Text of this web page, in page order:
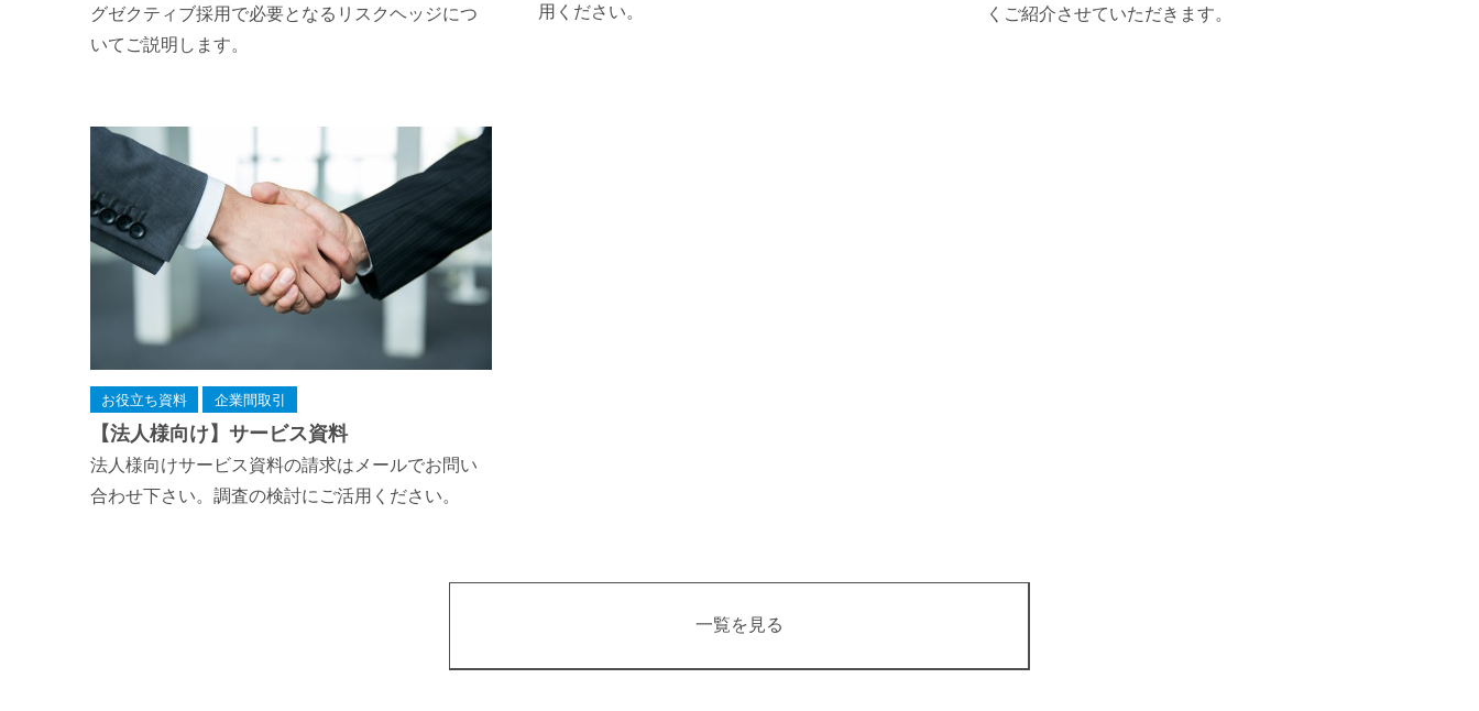
グゼクティブ採用で必要となるリスクヘッジにつ
いてご説明します。
用ください。
くご紹介させていただきます。
お役立ち資料 企業間取引
【法人様向け】サービス資料
法人様向けサービス資料の請求はメールでお問い
合わせ下さい。調査の検討にご活用ください。
一覧を見る